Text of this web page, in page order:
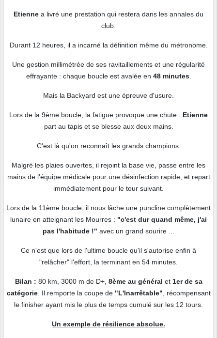
Etienne a livré une prestation qui restera dans les annales du
club.
Durant 12 heures, il a incarné la définition même du métronome.
Une gestion millimétrée de ses ravitaillements et une régularité
effrayante : chaque boucle est avalée en 48 minutes.
Mais la Backyard est une épreuve d'usure.
Lors de la 9ème boucle, la fatigue provoque une chute : Etienne
part au tapis et se blesse aux deux mains.
C'est là qu'on reconnaît les grands champions.
Malgré les plaies ouvertes, il rejoint la base vie, passe entre les
mains de l'équipe médicale pour une désinfection rapide, et repart
immédiatement pour le tour suivant.
Lors de la 11ème boucle, il nous lâche une puncline complètement
lunaire en atteignant les Mourres : "c'est dur quand même, j'ai
pas l'habitude !" avec un grand sourire ...
Ce n'est que lors de l'ultime boucle qu'il s'autorise enfin à
"relâcher" l'effort, la terminant en 54 minutes.
Bilan : 80 km, 3000 m de D+, 8ème au général et 1er de sa
catégorie. Il remporte la coupe de "L'Inarrêtable" , récompensant
le finisher ayant mis le plus de temps cumulé sur les 12 tours.
Un exemple de résilience absolue.